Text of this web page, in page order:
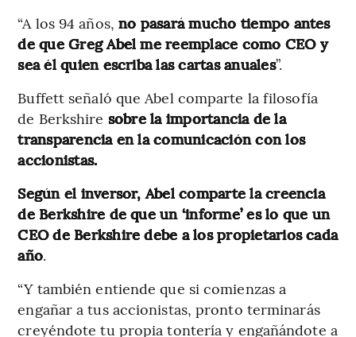
“A los 94 años, no pasará mucho tiempo antes
de que Greg Abel me reemplace como CEO y
sea él quien escriba las cartas anuales”​.
Buffett señaló que Abel comparte la filosofía
de Berkshire sobre la importancia de la
transparencia en la comunicación con los
accionistas.
Según el inversor, Abel comparte la creencia
de Berkshire de que un ‘informe’ es lo que un
CEO de Berkshire debe a los propietarios cada
año.
“Y también entiende que si comienzas a
engañar a tus accionistas, pronto terminarás
creyéndote tu propia tontería y engañándote a